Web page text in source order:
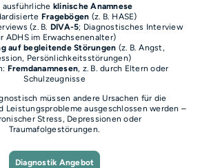
ausführliche klinische Anamnese
Fragebögen (z. B. HASE)
(z. B. DIVA-5; Diagnostisches Interview
ADHS im Erwachsenenalter)
auf begleitende Störungen (z. B. Angst,
Persönlichkeitsstörungen)
Fremdanamnesen, z. B. durch Eltern oder
Schulzeugnisse
müssen andere Ursachen für die
Leistungsprobleme ausgeschlossen werden –
Stress, Depressionen oder
Traumafolgestörungen.
Diagnostik Angebot